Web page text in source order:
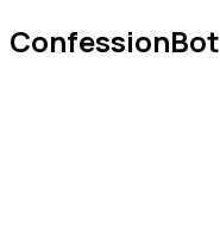
ConfessionBot